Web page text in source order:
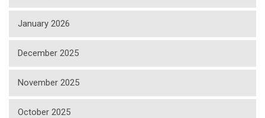
January 2026
December 2025
November 2025
October 2025